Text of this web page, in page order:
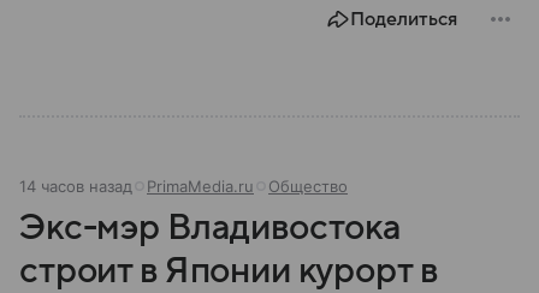
Поделиться
14 часов назад PrimaMedia.ru Общество
Экс-мэр Владивостока
строит в Японии курорт в